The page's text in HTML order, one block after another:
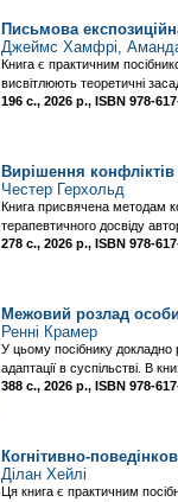
Письмова
Джеймс Хамфрі,
Книга є практичним
висвітлюють теоретичні
196 с., 2026 р., ISBN 978-
Вирішення
Честер Герхольд
Книга присвячена методам
терапевтичного досвіду
278 с., 2026 р., ISBN 978-
Межовий розлад
Ренні Крамер
У цьому посібнику докладно
адаптації в суспільстві. В
388 с., 2026 р., ISBN 978-
Когнітивно-
Ділан Хейлі
Ця книга є практичним